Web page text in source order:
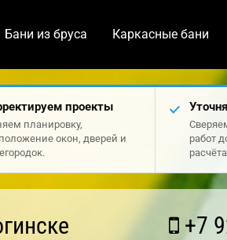
Бани из бруса Каркасные бани
проекты
планировку,
окон, дверей и
работ
+7